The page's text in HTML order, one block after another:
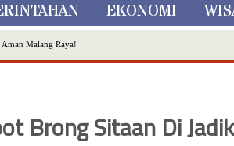
EKONOMI
Malang Raya!
Buron
Karyawan,Berikut Kualifikasinya
Brong Sitaan Di